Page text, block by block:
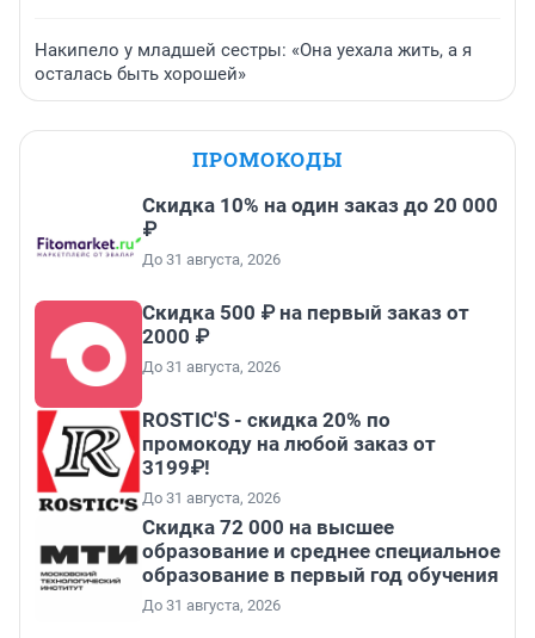
Накипело у младшей сестры: «Она уехала жить, а я
осталась быть хорошей»
ПРОМОКОДЫ
Скидка 10% на один заказ до 20 000
₽
До 31 августа, 2026
Скидка 500 ₽ на первый заказ от
2000 ₽
До 31 августа, 2026
ROSTIC'S - скидка 20% по
промокоду на любой заказ от
3199₽!
До 31 августа, 2026
Скидка 72 000 на высшее
образование и среднее специальное
образование в первый год обучения
До 31 августа, 2026